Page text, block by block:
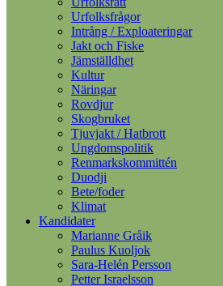
Urfolksfrågor
Intrång / Exploateringar
Jakt och Fiske
Jämställdhet
Kultur
Näringar
Rovdjur
Skogbruket
Tjuvjakt / Hatbrott
Ungdomspolitik
Renmarkskommittén
Duodji
Bete/foder
Klimat
Kandidater
Marianne Gråik
Paulus Kuoljok
Sara-Helén Persson
Petter Israelsson